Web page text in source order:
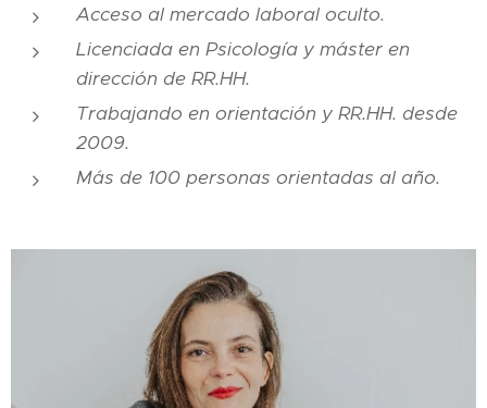
Acceso al mercado laboral oculto.
Licenciada en Psicología y máster en
dirección de RR.HH.
Trabajando en orientación y RR.HH. desde
2009.
Más de 100 personas orientadas al año.